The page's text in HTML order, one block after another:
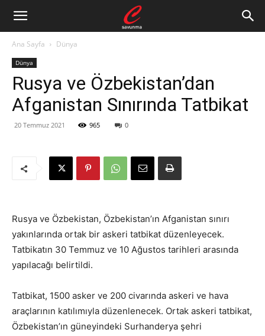
Ana Sayfa Dünya
Dünya
Rusya ve Özbekistan’dan
Afganistan Sınırında Tatbikat
20 Temmuz 2021 965 0
Rusya ve Özbekistan, Özbekistan’ın Afganistan sınırı
yakınlarında ortak bir askeri tatbikat düzenleyecek.
Tatbikatın 30 Temmuz ve 10 Ağustos tarihleri arasında
yapılacağı belirtildi.
Tatbikat, 1500 asker ve 200 civarında askeri ve hava
araçlarının katılımıyla düzenlenecek. Ortak askeri tatbikat,
Özbekistan’ın güneyindeki Surhanderya şehri